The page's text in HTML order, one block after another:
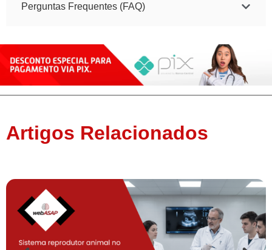
Perguntas Frequentes (FAQ)
Artigos Relacionados